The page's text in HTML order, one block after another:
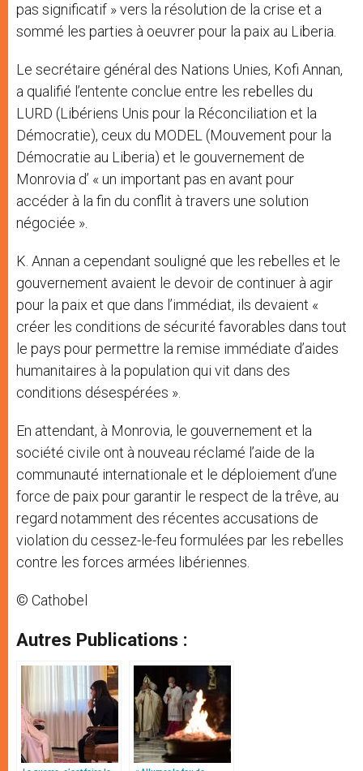
pas significatif » vers la résolution de la crise et a
sommé les parties à oeuvrer pour la paix au Liberia.
Le secrétaire général des Nations Unies, Kofi Annan,
a qualifié l’entente conclue entre les rebelles du
LURD (Libériens Unis pour la Réconciliation et la
Démocratie), ceux du MODEL (Mouvement pour la
Démocratie au Liberia) et le gouvernement de
Monrovia d’ « un important pas en avant pour
accéder à la fin du conflit à travers une solution
négociée ».
K. Annan a cependant souligné que les rebelles et le
gouvernement avaient le devoir de continuer à agir
pour la paix et que dans l’immédiat, ils devaient «
créer les conditions de sécurité favorables dans tout
le pays pour permettre la remise immédiate d’aides
humanitaires à la population qui vit dans des
conditions désespérées ».
En attendant, à Monrovia, le gouvernement et la
société civile ont à nouveau réclamé l’aide de la
communauté internationale et le déploiement d’une
force de paix pour garantir le respect de la trêve, au
regard notamment des récentes accusations de
violation du cessez-le-feu formulées par les rebelles
contre les forces armées libériennes.
© Cathobel
Autres Publications :